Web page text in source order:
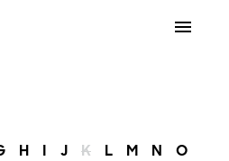
H I J K L M N O